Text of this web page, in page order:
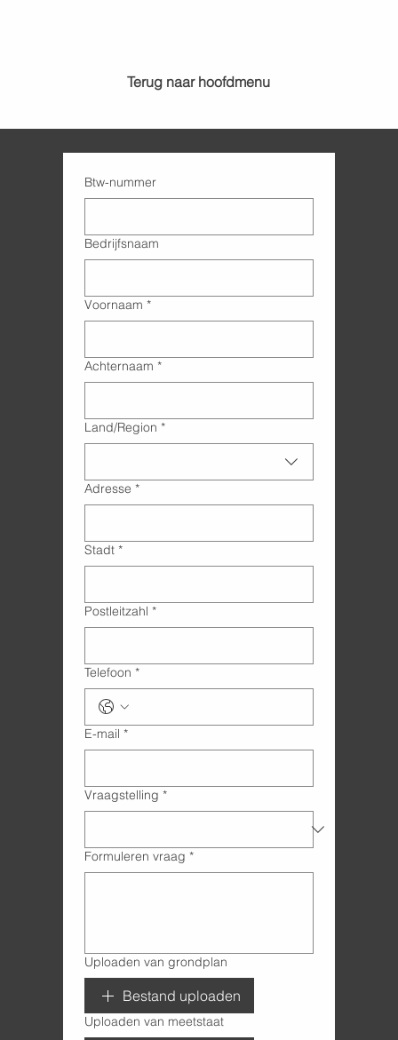
Terug naar hoofdmenu
Btw-nummer
Bedrijfsnaam
Voornaam *
Achternaam *
Adres met meerdere regels
Land/Region *
Adresse *
Stadt *
Postleitzahl *
Telefoon *
E-mail *
Vraagstelling *
Formuleren vraag *
Uploaden van grondplan
Bestand uploaden
Uploaden van meetstaat